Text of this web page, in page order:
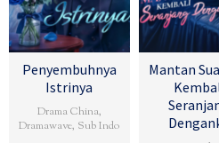
Penyembuhnya
Istrinya
Drama China,
Dramawave, Sub Indo
Mantan